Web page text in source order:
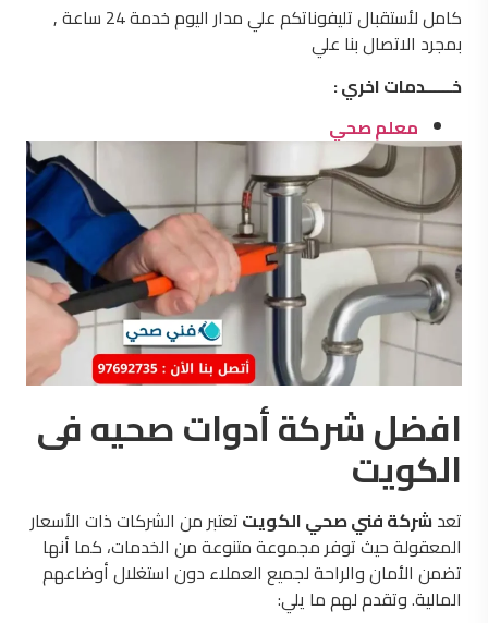
كامل لأستقبال تليفوناتكم علي مدار اليوم خدمة 24 ساعة ,
بمجرد الاتصال بنا علي
خــــــدمات اخري :
معلم صحي
افضل شركة أدوات صحيه فى
الكويت
تعدشركة فني صحي الكويتتعتبر من الشركات ذات الأسعار
المعقولة حيث توفر مجموعة متنوعة من الخدمات، كما أنها
تضمن الأمان والراحة لجميع العملاء دون استغلال أوضاعهم
المالية. وتقدم لهم ما يلي: